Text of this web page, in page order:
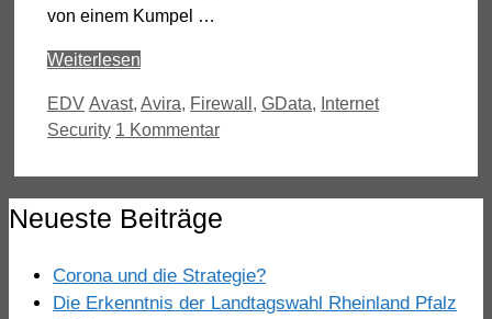
von einem Kumpel …
Weiterlesen
Kategorien
EDV Schlagwörter
Avast, Avira, Firewall , GData, Internet
Security 1 Kommentar
Neueste Beiträge
Corona und die Strategie?
Die Erkenntnis der Landtagswahl Rheinland Pfalz